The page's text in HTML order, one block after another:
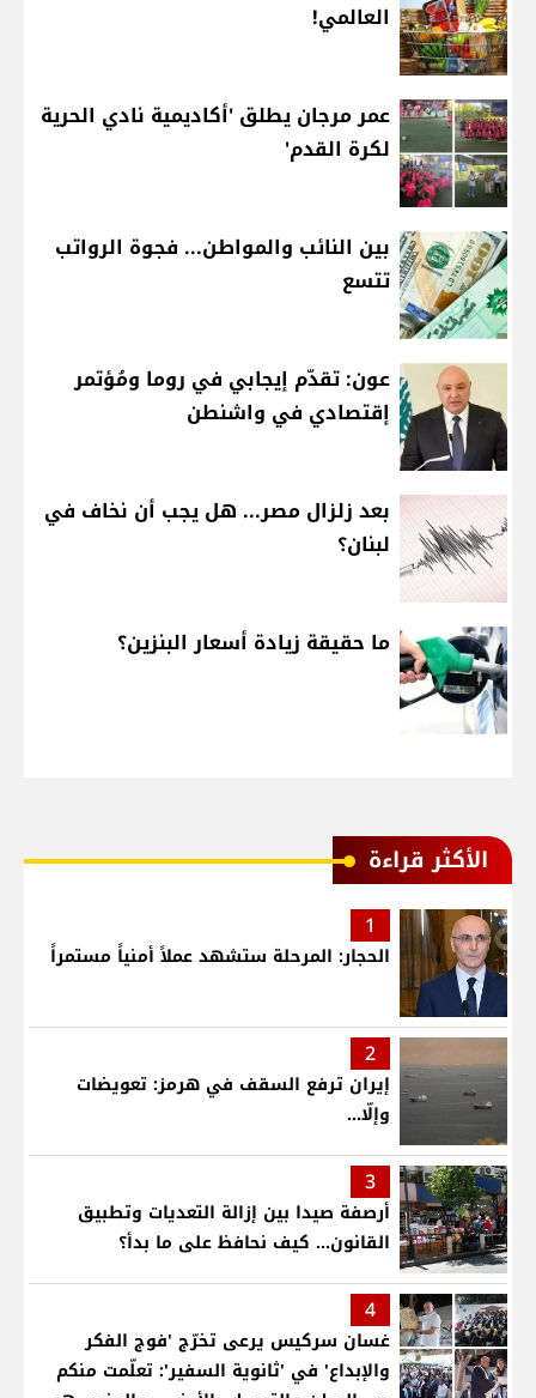
العالمي!
عمر مرجان يطلق 'أكاديمية نادي الحرية
لكرة القدم'
بين النائب والمواطن... فجوة الرواتب
تتسع
عون: تقدّم إيجابي في روما ومُؤتمر
إقتصادي في واشنطن
بعد زلزال مصر... هل يجب أن نخاف في
لبنان؟
ما حقيقة زيادة أسعار البنزين؟
الأكثر قراءة
1
الحجار: المرحلة ستشهد عملاً أمنياً مستمراً
2
إيران ترفع السقف في هرمز: تعويضات
وإلّا...
3
أرصفة صيدا بين إزالة التعديات وتطبيق
القانون... كيف نحافظ على ما بدأ؟
4
غسان سركيس يرعى تخرّج 'فوج الفكر
والإبداع' في 'ثانوية السفير': تعلّمت منكم